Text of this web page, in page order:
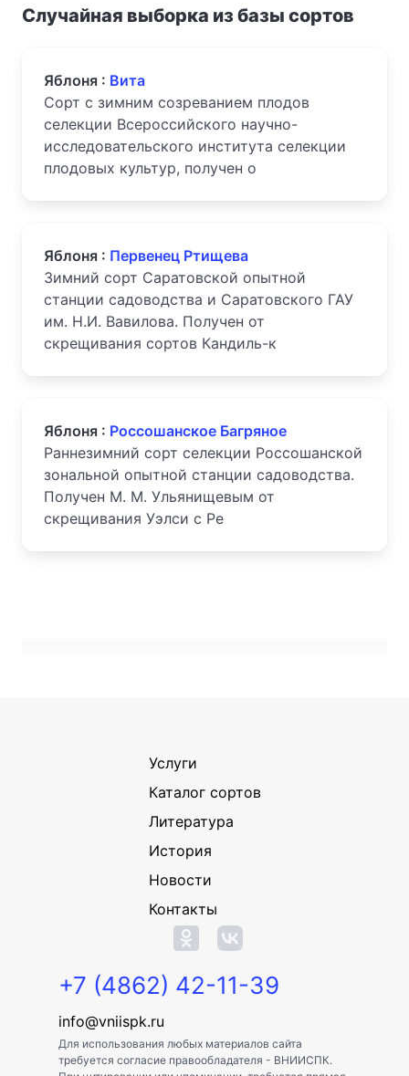
Случайная выборка из базы сортов
Яблоня : Вита
Сорт с зимним созреванием плодов
селекции Всероссийского научно-
исследовательского института селекции
плодовых культур, получен о
Яблоня : Первенец Ртищева
Зимний сорт Саратовской опытной
станции садоводства и Саратовского ГАУ
им. Н.И. Вавилова. Получен от
скрещивания сортов Кандиль-к
Яблоня : Россошанское Багряное
Раннезимний сорт селекции Россошанской
зональной опытной станции садоводства.
Получен М. М. Ульянищевым от
скрещивания Уэлси с Ре
Услуги
Каталог сортов
Литература
История
Новости
Контакты
+7 (4862) 42-11-39
info@vniispk.ru
Для использования любых материалов сайта
требуется согласие правообладателя - ВНИИСПК.